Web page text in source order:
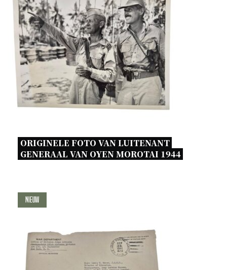
ORIGINELE FOTO VAN LUITENANT
GENERAAL VAN OYEN MOROTAI 1944
Nieuw